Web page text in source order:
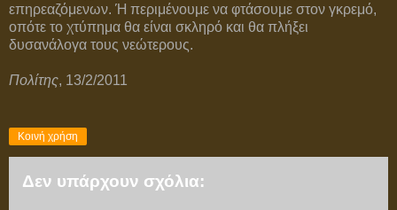
επηρεαζόμενων. Ή περιμένουμε να φτάσουμε στον γκρεμό,
οπότε το χτύπημα θα είναι σκληρό και θα πλήξει
δυσανάλογα τους νεώτερους.
Πολίτης, 13/2/2011
Κοινή χρήση
Δεν υπάρχουν σχόλια: